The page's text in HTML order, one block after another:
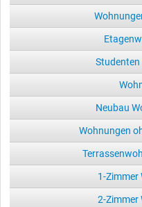
Studenten
Neubau
Wohnungen
1-Zimmer
2-Zimmer